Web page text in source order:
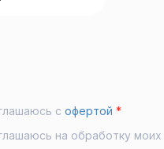
с офертой *
на обработку моих